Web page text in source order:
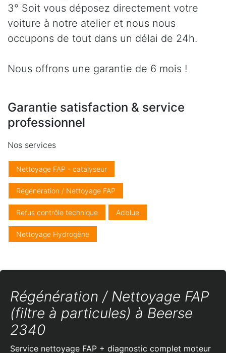
3° Soit vous déposez directement votre
voiture à notre atelier et nous nous
occupons de tout dans un délai de 24h.
Nous offrons une garantie de 6 mois !
Garantie satisfaction & service
professionnel
Nos services
Nettoyage FAP - catalyseur
Régénération / Nettoyage FAP
Refus contrôle technique Adblue
Nettoyage Hydrogène
Régénération / Nettoyage FAP
(filtre à particules) à Beerse
2340
Service nettoyage FAP + diagnostic complet moteur